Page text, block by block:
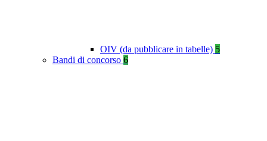
OIV (da pubblicare in tabelle) 5
Bandi di concorso 6